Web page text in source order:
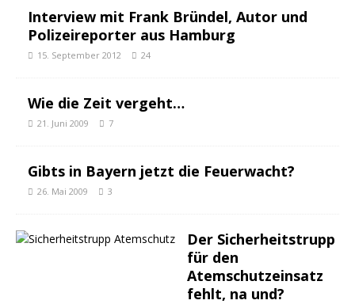
Interview mit Frank Bründel, Autor und
Polizeireporter aus Hamburg
15. September 2012 24
Wie die Zeit vergeht…
21. Juni 2009 7
Gibts in Bayern jetzt die Feuerwacht?
26. Mai 2009 3
Der Sicherheitstrupp
für den
Atemschutzeinsatz
fehlt, na und?